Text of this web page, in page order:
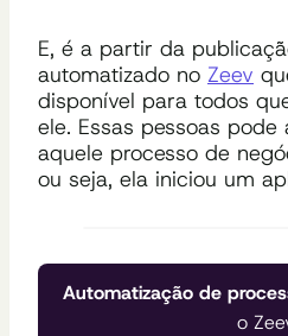
E, é a partir da
automatizado no Zeev
disponível para todos
ele. Essas pessoas
aquele processo de
ou seja, ela iniciou um
Automatização de
o